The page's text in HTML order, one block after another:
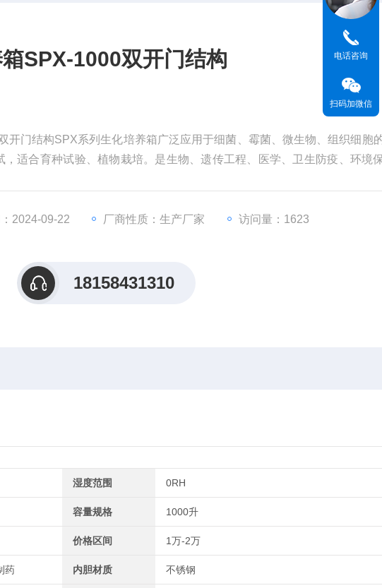
SPX-1000双开门结构
开门结构SPX系列生化培养箱广泛应用于细菌、霉菌、微生物、组织细胞
，适合育种试验、植物栽培。是生物、遗传工程、医学、卫生防疫、环境
2024-09-22 厂商性质：生产厂家 访问量：1623
18158431310
湿度范围 0RH
容量规格 1000升
价格区间 1万-2万
药 内胆材质 不锈钢
电话咨询
扫码加微信